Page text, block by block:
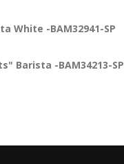
White -BAM32941-SP
Barista -BAM34213-SP